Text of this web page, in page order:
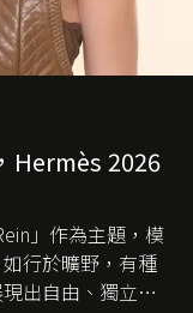
Hermès 2026
」作為主題，模
行於曠野，有種
出自由、獨立與